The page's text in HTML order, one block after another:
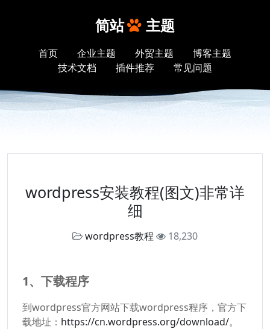
简站 主题
首页 企业主题 外贸主题
博客主题
技术文档
插件推荐 常见问题
wordpress安装教程(图文)非常详
细
wordpress教程 18,230
1、下载程序
到wordpress官方网站下载wordpress程序，官方下
载地址： https://cn.wordpress.org/download/。